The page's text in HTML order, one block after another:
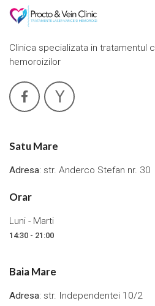
Clinica specializata in tratamentul
hemoroizilor
Satu Mare
Adresa: str. Anderco Stefan nr. 30
Orar
Luni - Marti
14:30 - 21:00
Baia Mare
Adresa: str. Independentei 10/2